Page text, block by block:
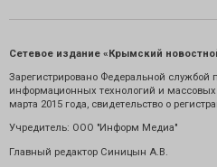
Сетевое издание «Крымский новостной
Зарегистрировано Федеральной службой
информационных технологий и
марта 2015 года, свидетельство о
Учредитель: ООО "Информ Медиа"
Главный редактор Синицын А.В.